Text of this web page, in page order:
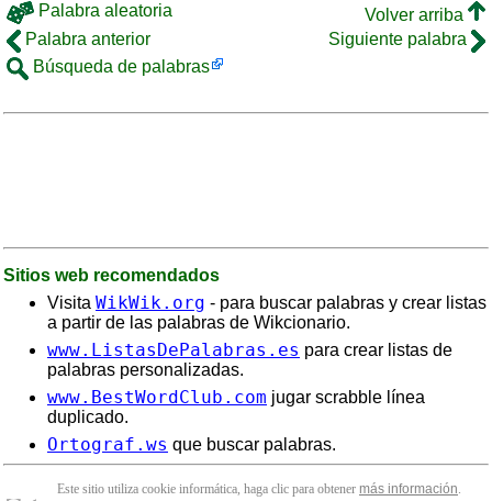
Palabra aleatoria
Volver arriba
Palabra anterior
Siguiente palabra
Búsqueda de palabras
Sitios web recomendados
Visita WikWik.org - para buscar palabras y crear listas
a partir de las palabras de Wikcionario.
www.ListasDePalabras.es para crear listas de
palabras personalizadas.
www.BestWordClub.com jugar scrabble línea
duplicado.
Ortograf.ws que buscar palabras.
Este sitio utiliza cookie informática, haga clic para obtener más información.